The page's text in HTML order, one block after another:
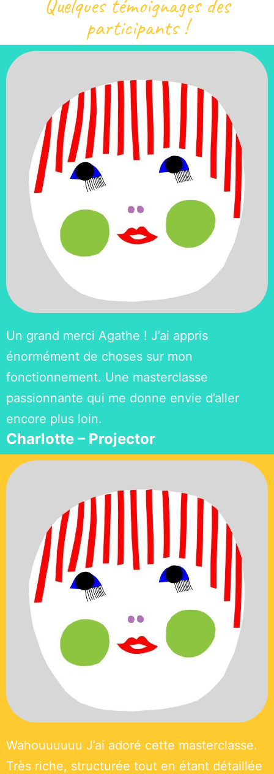
participants !
Un grand merci Agathe ! J’ai appris
énormément de choses sur mon
fonctionnement. Une masterclasse
passionnante qui me donne envie d’aller
encore plus loin.
Charlotte – Projector
Wahouuuuuu J’ai adoré cette masterclasse.
Très riche, structurée tout en étant détaillée